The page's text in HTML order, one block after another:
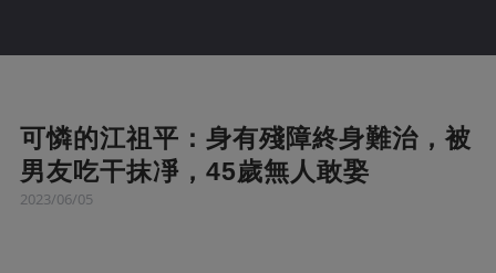
可憐的江祖平：身有殘障終身難治，被
男友吃干抹凈，45歲無人敢娶
2023/06/05